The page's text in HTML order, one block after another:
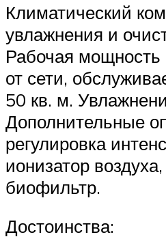
Климатический
увлажнения и
Рабочая мощность
от сети,
50 кв. м.
Дополнительные
регулировка
ионизатор
биофильтр.
Достоинства: